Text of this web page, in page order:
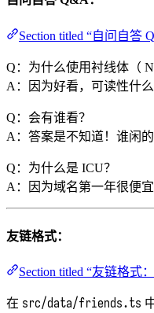
Section titled “自问自答
Q：为什么使用衬线体（
A：因为好看，可读性什
Q：会有谁看？
A：答案是不知道！谁闲
Q：为什么是 ICU？
A：因为域名第一年很便
友链格式：
Section titled “友链格式
在 src/data/friends.ts